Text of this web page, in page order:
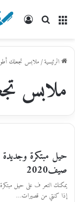
القائمة
بحث
تسجيل
الرئيسية/ملابس تجعلك
ملابس
حيل مبتكرة
صيف2020
إذا كنتي من قصيرات…